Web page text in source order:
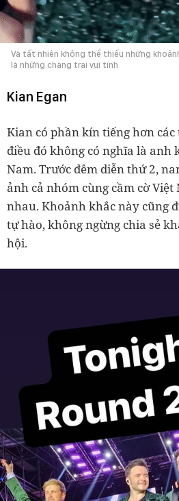
Và tất nhiên không thể thiếu những
là những chàng trai vui tính
Kian Egan
Kian có phần kín tiếng hơn
điều đó không có nghĩa là anh
Nam. Trước đêm diễn thứ 2,
ảnh cả nhóm cùng cầm cờ
nhau. Khoảnh khắc này cũng
tự hào, không ngừng chia sẻ
hội.